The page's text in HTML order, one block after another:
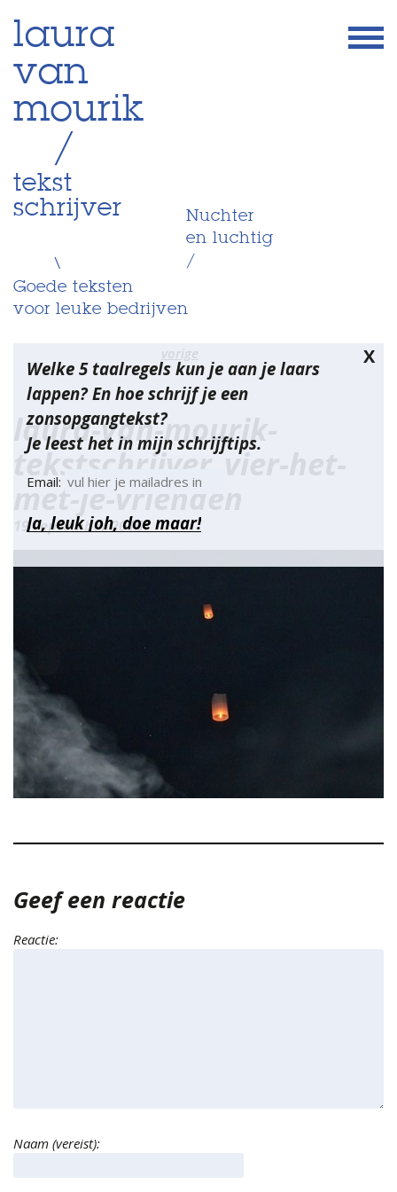
Skip
to
content
laura
van
mourik
/
tekst
schrijver
\
Nuchter
en luchtig
/
Goede teksten
voor leuke bedrijven
X
Welke 5 taalregels kun je aan je laars
lappen? En hoe schrijf je een
zonsopgangtekst?
Je leest het in mijn schrijftips.
Email:
Bericht
navigatie
vorige
laura-van-mourik-
tekstschrijver_vier-het-
met-je-vrienden
19 september 2016
Geef een reactie
Reactie:
Naam (vereist):